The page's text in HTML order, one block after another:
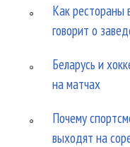
Как рестораны
говорит о
Беларусь и
на матчах
Почему
выходят на